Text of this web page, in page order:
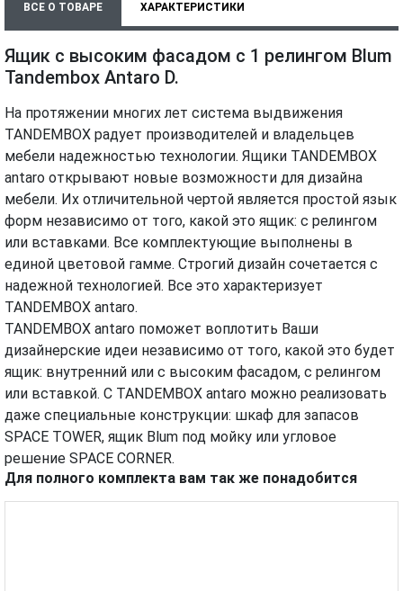
ВСЕ О ТОВАРЕ ХАРАКТЕРИСТИКИ
Ящик с высоким фасадом с 1 релингом Blum
Tandembox Antaro D.
На протяжении многих лет система выдвижения
TANDEMBOX радует производителей и владельцев
мебели надежностью технологии. Ящики TANDEMBOX
antaro открывают новые возможности для дизайна
мебели. Их отличительной чертой является простой язык
форм независимо от того, какой это ящик: с релингом
или вставками. Все комплектующие выполнены в
единой цветовой гамме. Строгий дизайн сочетается с
надежной технологией. Все это характеризует
TANDEMBOX antaro.
TANDEMBOX antaro поможет воплотить Ваши
дизайнерские идеи независимо от того, какой это будет
ящик: внутренний или с высоким фасадом, с релингом
или вставкой. С TANDEMBOX antaro можно реализовать
даже специальные конструкции: шкаф для запасов
SPACE TOWER, ящик Blum под мойку или угловое
решение SPACE CORNER.
Для полного комплекта вам так же понадобится